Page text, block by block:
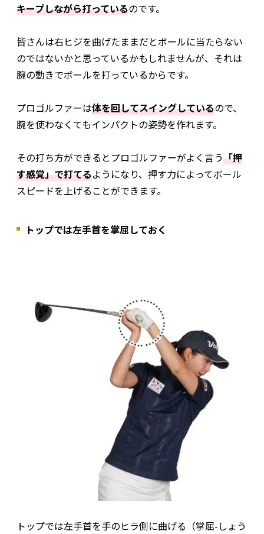
キープしながら打っているのです。
皆さんは右ヒジを曲げたままだとボールに当たらない
のではないかと思っているかもしれませんが、それは
腕の動きでボールを打っているからです。
プロゴルファーは体を回してスイングしているので、
腕を使わなくてもインパクトの姿勢を作れます。
その打ち方ができるとプロゴルファーがよく言う「押
す感覚」で打てるようになり、押す力によってボール
スピードを上げることができます。
トップでは左手首を掌屈しておく
トップでは左手首を手のヒラ側に曲げる（掌屈-しょう